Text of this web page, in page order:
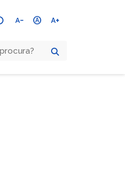
text_decrease hdr_auto text_increase